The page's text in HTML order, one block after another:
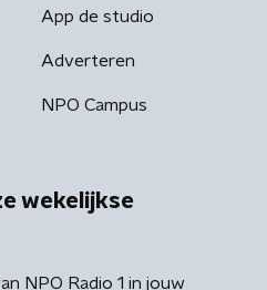
App de studio
Adverteren
NPO Campus
wekelijkse
NPO Radio 1 in jouw